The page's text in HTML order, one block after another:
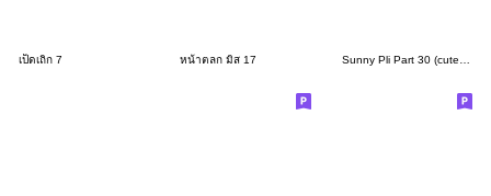
เป็ดเถิก 7 หน้าตลก มิส 17